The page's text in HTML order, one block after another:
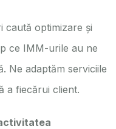
caută optimizare și
ce IMM-urile au ne
Ne adaptăm serviciile
a fiecărui client.